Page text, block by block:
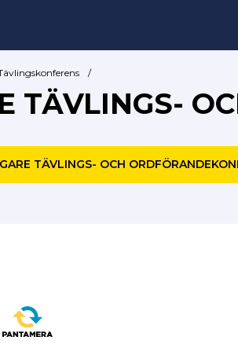
/
TÄVLINGS-
TÄVLINGS- OCH